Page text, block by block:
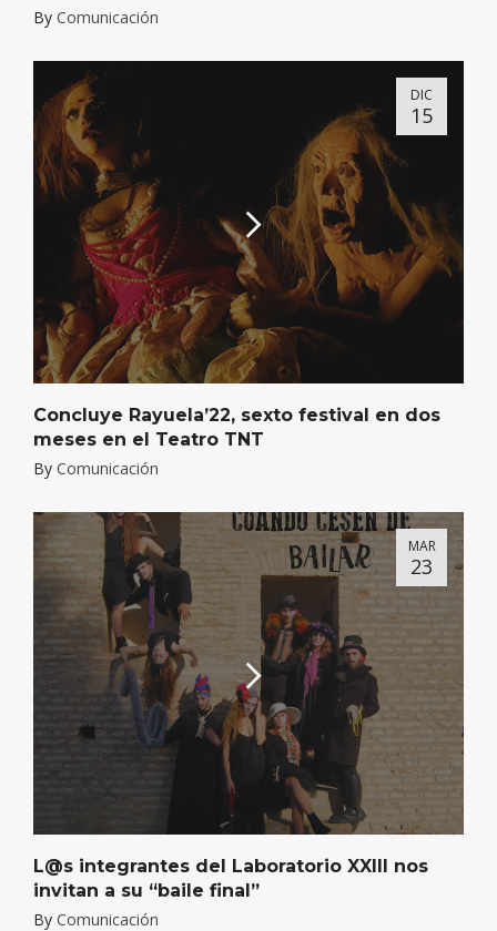
By Comunicación
DIC
15
Concluye Rayuela’22, sexto festival en dos
meses en el Teatro TNT
By Comunicación
MAR
23
L@s integrantes del Laboratorio XXIII nos
invitan a su “baile final”
By Comunicación